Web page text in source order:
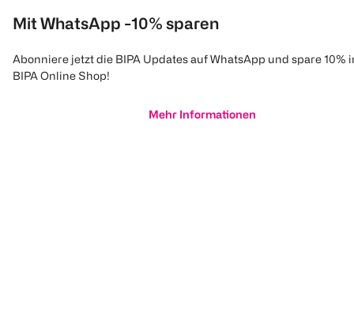
Mit WhatsApp -10% sparen
Abonniere jetzt die BIPA Updates auf WhatsApp und spare 10%
BIPA Online Shop!
Mehr Informationen